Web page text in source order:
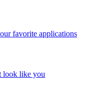
favorite applications
look like you